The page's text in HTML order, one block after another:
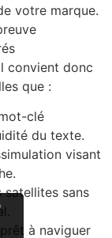
votre marque.
convient donc
que :
clé
du texte.
visant
satellites sans
à naviguer